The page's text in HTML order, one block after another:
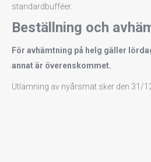
standardbufféer.
Beställning och
För avhämtning på helg gäller
annat är överenskommet.
Utlämning av nyårsmat sker den 31/